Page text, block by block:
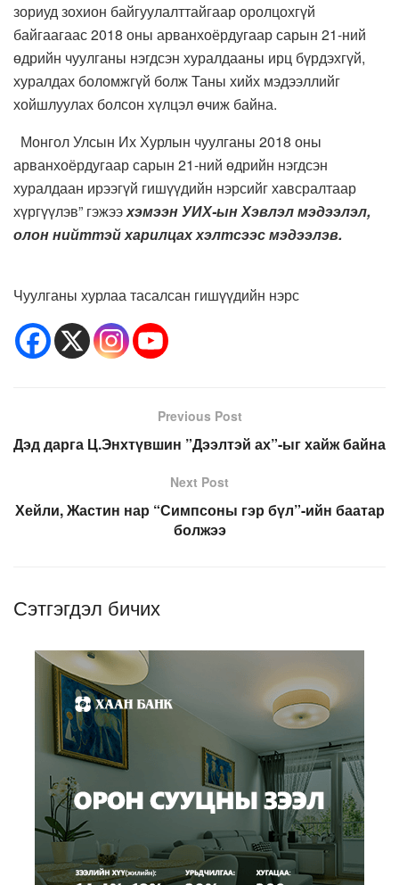
зориуд зохион байгуулалттайгаар оролцохгүй
байгаагаас 2018 оны арванхоёрдугаар сарын 21-ний
өдрийн чуулганы нэгдсэн хуралдааны ирц бүрдэхгүй,
хуралдах боломжгүй болж Таны хийх мэдээллийг
хойшлуулах болсон хүлцэл өчиж байна.
Монгол Улсын Их Хурлын чуулганы 2018 оны
арванхоёрдугаар сарын 21-ний өдрийн нэгдсэн
хуралдаан ирээгүй гишүүдийн нэрсийг хавсралтаар
хүргүүлэв” гэжээхэмээн УИХ-ын Хэвлэл мэдээлэл,
олон нийттэй харилцах хэлтсээс мэдээлэв.
Чуулганы хурлаа тасалсан гишүүдийн нэрс
Previous Post
Дэд дарга Ц.Энхтүвшин ”Дээлтэй ах”-ыг хайж байна
Next Post
Хейли, Жастин нар “Симпсоны гэр бүл”-ийн баатар
болжээ
Сэтгэгдэл бичих